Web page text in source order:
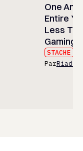
One
Entire
Less
Gaming
STACHE
ParRiad